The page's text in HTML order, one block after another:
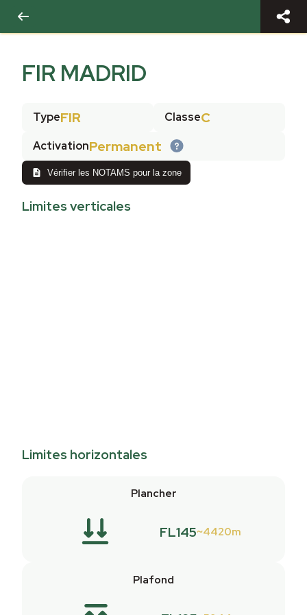
FIR MADRID
TypeFIR ClasseC
ActivationPermanent
Vérifier les NOTAMS pour la zone
Limites verticales
Limites horizontales
Plancher
FL145 4420m
Plafond